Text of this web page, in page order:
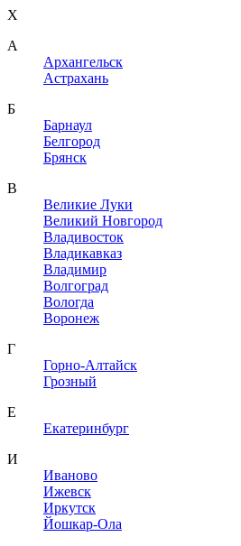
X
A
Архангельск
Астрахань
Б
Барнаул
Белгород
Брянск
В
Великие Луки
Великий Новгород
Владивосток
Владикавказ
Владимир
Волгоград
Вологда
Воронеж
Г
Горно-Алтайск
Грозный
Е
Екатеринбург
И
Иваново
Ижевск
Иркутск
Йошкар-Ола